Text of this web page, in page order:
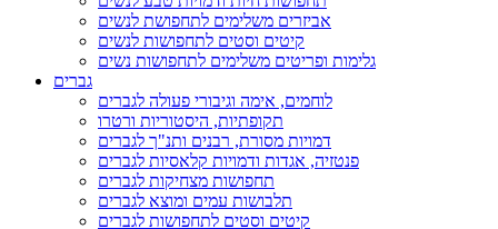
אביזרים משלימים לתחפושת לנשים
קיטים וסטים לתחפושות לנשים
גלימות ופריטים משלימים לתחפושות נשים
גברים
לוחמים, אימה וגיבורי פעולה לגברים
תקופתיות, היסטוריות ורטרו
דמויות מסורת, רבנים ותנ"ך לגברים
פנטזיה, אגדות ודמויות קלאסיות לגברים
תחפושות מצחיקות לגברים
תלבושות עמים ומוצא לגברים
קיטים וסטים לתחפושות לגברים